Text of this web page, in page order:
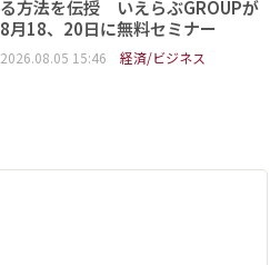
る方法を伝授 いえらぶGROUPが
8月18、20日に無料セミナー
2026.08.05 15:46 経済/ビジネス